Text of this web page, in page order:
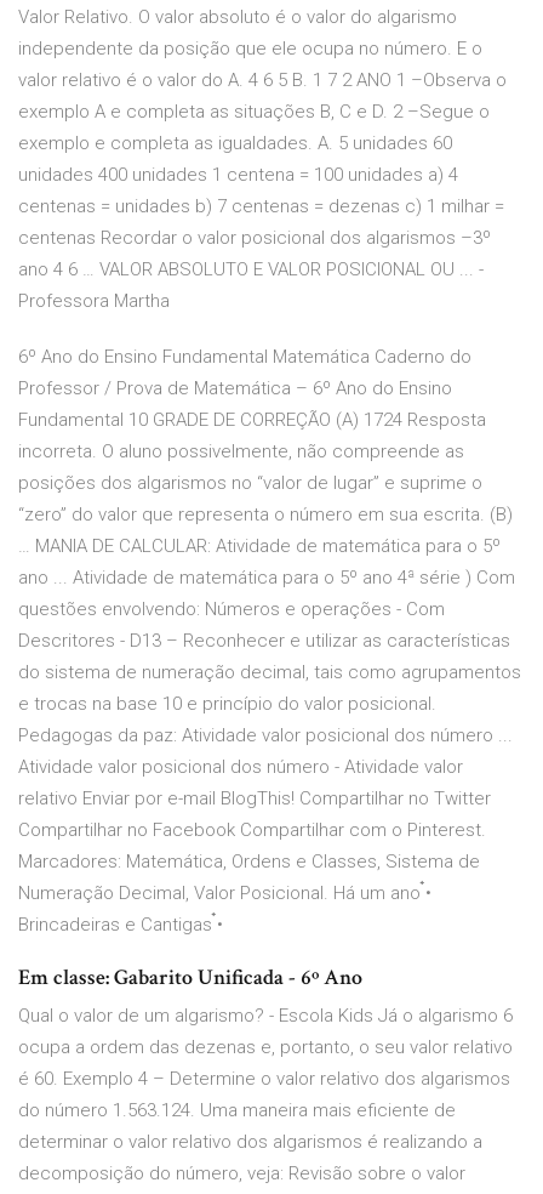
Valor Relativo. O valor absoluto é o valor do algarismo
independente da posição que ele ocupa no número. E o
valor relativo é o valor do A. 4 6 5 B. 1 7 2 ANO 1 –Observa o
exemplo A e completa as situações B, C e D. 2 –Segue o
exemplo e completa as igualdades. A. 5 unidades 60
unidades 400 unidades 1 centena = 100 unidades a) 4
centenas = unidades b) 7 centenas = dezenas c) 1 milhar =
centenas Recordar o valor posicional dos algarismos –3º
ano 4 6 … VALOR ABSOLUTO E VALOR POSICIONAL OU ... -
Professora Martha
6º Ano do Ensino Fundamental Matemática Caderno do
Professor / Prova de Matemática – 6º Ano do Ensino
Fundamental 10 GRADE DE CORREÇÃO (A) 1724 Resposta
incorreta. O aluno possivelmente, não compreende as
posições dos algarismos no “valor de lugar” e suprime o
“zero” do valor que representa o número em sua escrita. (B)
… MANIA DE CALCULAR: Atividade de matemática para o 5º
ano ... Atividade de matemática para o 5º ano 4ª série ) Com
questões envolvendo: Números e operações - Com
Descritores - D13 – Reconhecer e utilizar as características
do sistema de numeração decimal, tais como agrupamentos
e trocas na base 10 e princípio do valor posicional.
Pedagogas da paz: Atividade valor posicional dos número ...
Atividade valor posicional dos número - Atividade valor
relativo Enviar por e-mail BlogThis! Compartilhar no Twitter
Compartilhar no Facebook Compartilhar com o Pinterest.
Marcadores: Matemática, Ordens e Classes, Sistema de
Numeração Decimal, Valor Posicional. Há um ano ๋•
Brincadeiras e Cantigas ๋•
Em classe: Gabarito Unificada - 6º Ano
Qual o valor de um algarismo? - Escola Kids Já o algarismo 6
ocupa a ordem das dezenas e, portanto, o seu valor relativo
é 60. Exemplo 4 – Determine o valor relativo dos algarismos
do número 1.563.124. Uma maneira mais eficiente de
determinar o valor relativo dos algarismos é realizando a
decomposição do número, veja: Revisão sobre o valor